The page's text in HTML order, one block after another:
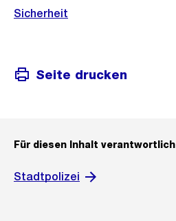
Sicherheit
Seite drucken
Für diesen Inhalt verantwortlich
Stadtpolizei